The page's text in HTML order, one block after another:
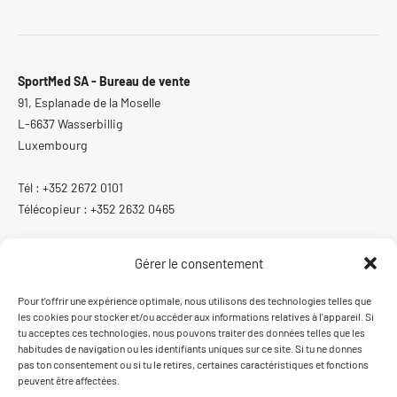
Gérer le consentement
Pour t'offrir une expérience optimale, nous utilisons des technologies telles que
les cookies pour stocker et/ou accéder aux informations relatives à l'appareil. Si
tu acceptes ces technologies, nous pouvons traiter des données telles que les
habitudes de navigation ou les identifiants uniques sur ce site. Si tu ne donnes
pas ton consentement ou si tu le retires, certaines caractéristiques et fonctions
peuvent être affectées.
SportMed SA - Bureau de vente
91, Esplanade de la Moselle
L-6637 Wasserbillig
Luxembourg
Tél : +352 2672 0101
Télécopieur : +352 2632 0465
ISO 13485:2016
Système de gestion de la qualité certifié ISO 13485:2016